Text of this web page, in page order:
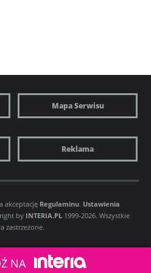
Mapa Serwisu
Reklama
akceptację Regulaminu. Ustawienia
by INTERIA.PL 1999-2026. Wszystkie
zastrzeżone.
NA